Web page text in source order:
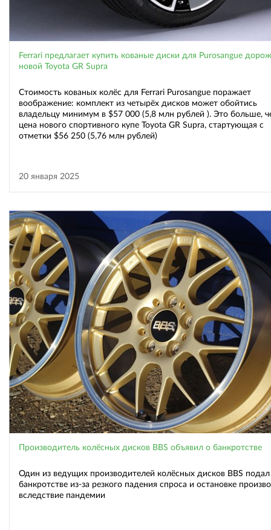
Ferrari предлагает купить кованые диски для Purosangue
новой Toyota GR Supra
Стоимость кованых колёс для Ferrari Purosangue поражает
воображение: комплект из четырёх дисков может обойтись
владельцу минимум в $57 000 (5,8 млн рублей ). Это больше,
цена нового спортивного купе Toyota GR Supra, стартующая с
отметки $56 250 (5,76 млн рублей)
20 января 2025
Производитель колёсных дисков BBS объявил о банкротстве
Один из ведущих производителей колёсных дисков BBS подал
банкротстве из-за резкого падения спроса и остановке
вследствие пандемии